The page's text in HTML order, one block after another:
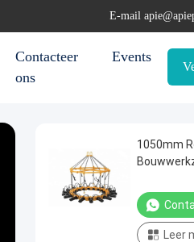
E-mail
Contacteer
ons
Events
1050mm
Leer